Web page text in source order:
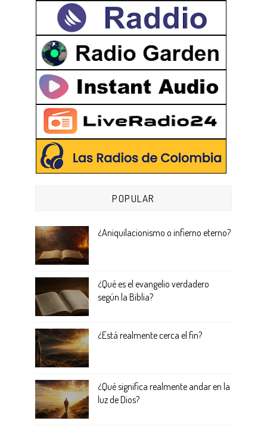
POPULAR
¿Aniquilacionismo o infierno eterno?
¿Qué es el evangelio verdadero
según la Biblia?
¿Está realmente cerca el fin?
¿Qué significa realmente andar en la
luz de Dios?